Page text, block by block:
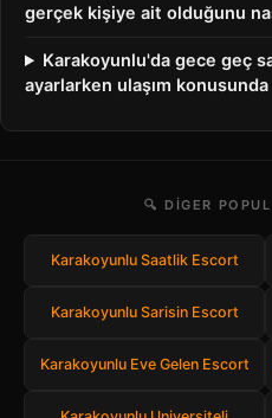
gerçek kişiye ait olduğunu
Karakoyunlu'da gece geç
ayarlarken ulaşım
🔍 DIGER
Karakoyunlu Saatlik Escort
Karakoyunlu Sarisin Escort
Karakoyunlu Eve Gelen Escort